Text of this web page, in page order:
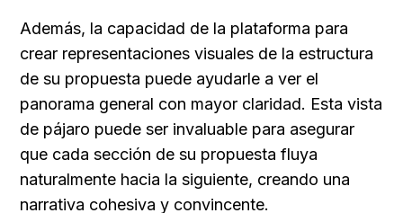
Además, la capacidad de la plataforma para
crear representaciones visuales de la estructura
de su propuesta puede ayudarle a ver el
panorama general con mayor claridad. Esta vista
de pájaro puede ser invaluable para asegurar
que cada sección de su propuesta fluya
naturalmente hacia la siguiente, creando una
narrativa cohesiva y convincente.